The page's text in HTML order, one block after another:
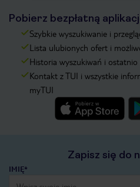
Pobierz bezpłatną
Szybkie wyszukiwanie i
Lista ulubionych ofert i
Historia wyszukiwań i
Kontakt z TUI i wszystkie
myTUI
Zapisz się do
IMIĘ*